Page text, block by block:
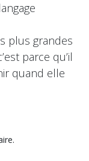
plus grandes
parce qu’il
quand elle